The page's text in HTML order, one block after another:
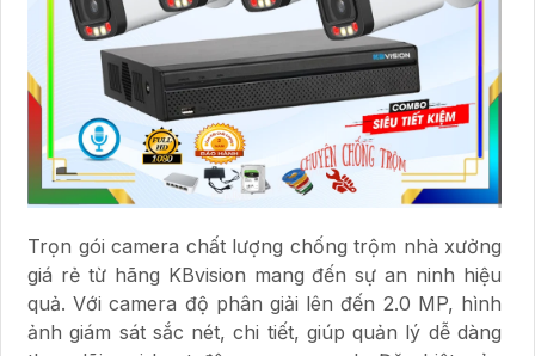
Trọn gói camera chất lượng chống trộm nhà xưởng
giá rẻ từ hãng KBvision mang đến sự an ninh hiệu
quả. Với camera độ phân giải lên đến 2.0 MP, hình
ảnh giám sát sắc nét, chi tiết, giúp quản lý dễ dàng